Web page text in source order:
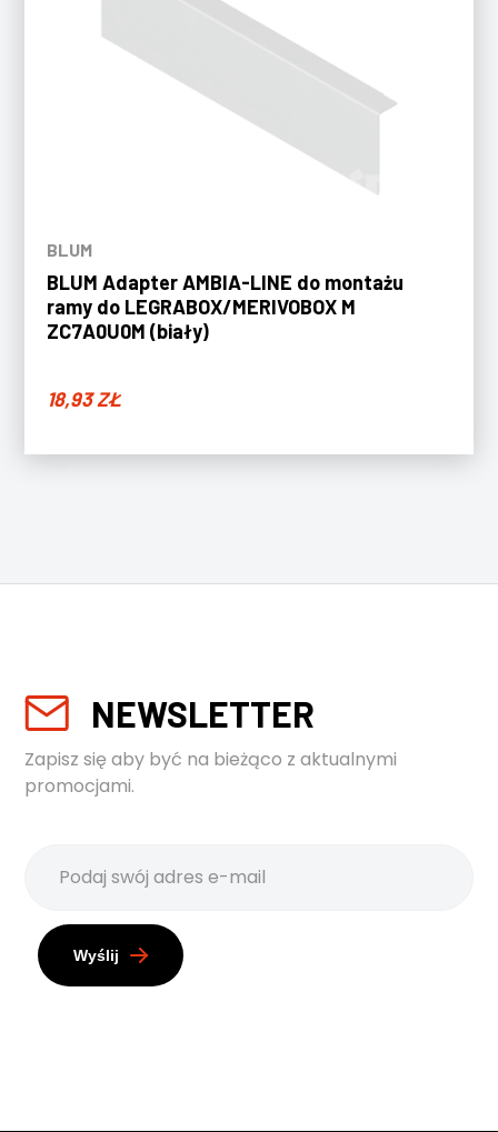
BLUM
BLUM Adapter AMBIA-LINE do montażu
ramy do LEGRABOX/MERIVOBOX M
ZC7A0U0M (biały)
18,93ZŁ
NEWSLETTER
Zapisz się aby być na bieżąco z aktualnymi
promocjami.
Wyślij